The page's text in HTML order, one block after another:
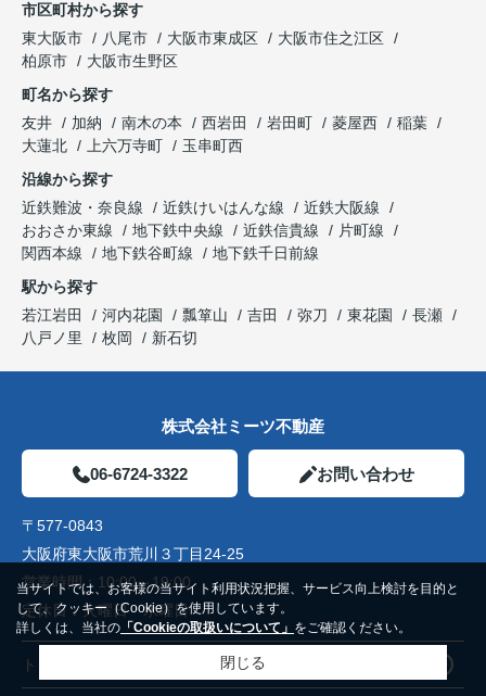
市区町村から探す
東大阪市
八尾市 大阪市東成区
大阪市住之江区
柏原市
大阪市生野区
町名から探す
友井
加納 南木の本 西岩田 岩田町 菱屋西
稲葉
大蓮北
上六万寺町
玉串町西
沿線から探す
近鉄難波・奈良線
近鉄けいはんな線
近鉄大阪線
おおさか東線
地下鉄中央線 近鉄信貴線
片町線
関西本線
地下鉄谷町線
地下鉄千日前線
駅から探す
若江岩田
河内花園 瓢箪山 吉田 弥刀 東花園
長瀬
八戸ノ里
枚岡 新石切
株式会社ミーツ不動産
06-6724-3322 お問い合わせ
〒577-0843
大阪府東大阪市荒川３丁目24-25
営業時間： 10:00～19:00
定休日：火曜日 水曜日
トップページ
当サイトでは、お客様の当サイト利用状況把握、サービス向上検討を目的と
して、クッキー（Cookie）を使用しています。
詳しくは、当社の 「Cookieの取扱いについて」 をご確認ください。
閉じる